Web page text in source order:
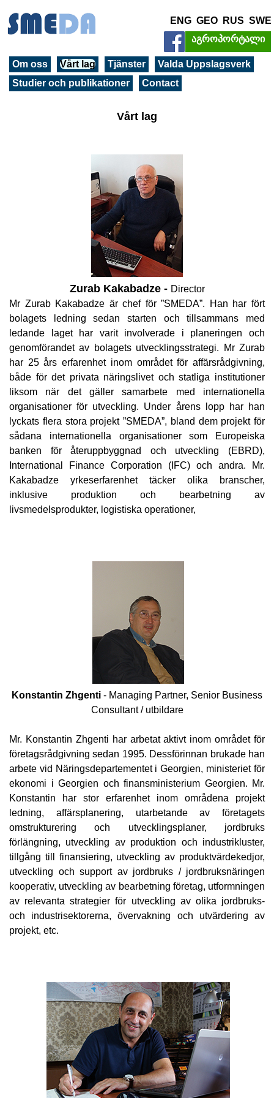
SWE
RUS
GEO
ENG
აგროპორტალი
Om oss Vårt lag Tjänster
Valda Uppslagsverk
Studier och publikationer
Contact
Vårt lag
Zurab Kakabadze - Director
Mr Zurab Kakabadze är chef för ”SMEDA”. Han har fört
bolagets ledning sedan starten och tillsammans med
ledande laget har varit involverade i planeringen och
genomförandet av bolagets utvecklingsstrategi. Mr Zurab
har 25 års erfarenhet inom området för affärsrådgivning,
både för det privata näringslivet och statliga institutioner
liksom när det gäller samarbete med internationella
organisationer för utveckling. Under årens lopp har han
lyckats flera stora projekt ”SMEDA”, bland dem projekt för
sådana internationella organisationer som Europeiska
banken för återuppbyggnad och utveckling (EBRD),
International Finance Corporation (IFC) och andra. Mr.
Kakabadze yrkeserfarenhet täcker olika branscher,
inklusive produktion och bearbetning av
livsmedelsprodukter, logistiska operationer,
Konstantin Zhgenti - Managing Partner, Senior Business
Consultant / utbildare
Mr. Konstantin Zhgenti har arbetat aktivt inom området för
företagsrådgivning sedan 1995. Dessförinnan brukade han
arbete vid Näringsdepartementet i Georgien, ministeriet för
ekonomi i Georgien och finansministerium Georgien. Mr.
Konstantin har stor erfarenhet inom områdena projekt
ledning, affärsplanering, utarbetande av företagets
omstrukturering och utvecklingsplaner, jordbruks
förlängning, utveckling av produktion och industrikluster,
tillgång till finansiering, utveckling av produktvärdekedjor,
utveckling och support av jordbruks / jordbruksnäringen
kooperativ, utveckling av bearbetning företag, utformningen
av relevanta strategier för utveckling av olika jordbruks-
och industrisektorerna, övervakning och utvärdering av
projekt, etc.